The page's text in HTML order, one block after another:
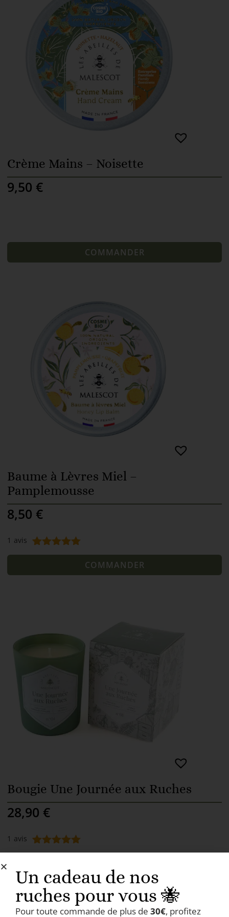
Crème Mains – Noisette
9,50 €
COMMANDER
Baume à Lèvres Miel –
Pamplemousse
8,50 €
1 avis
Noté5.00
1
COMMANDER
Bougie Une Journée aux Ruches
28,90 €
1 avis
Noté5.00
basé sur
1
notation
client
COMMANDER
Un cadeau de nos
ruches pour vous 🐝
Pour toute commande de plus de 30€, profitez